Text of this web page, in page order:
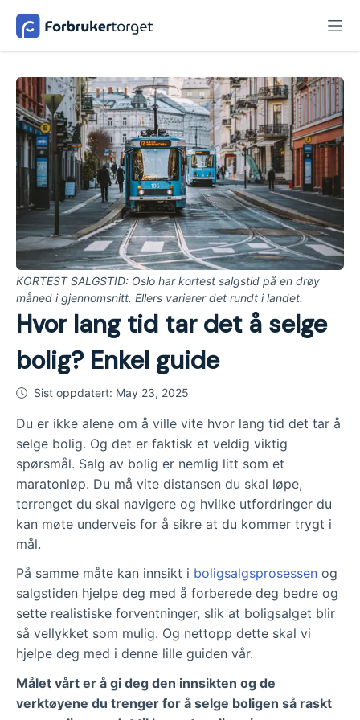
KORTEST SALGSTID: Oslo har kortest salgstid på en drøy
måned i gjennomsnitt. Ellers varierer det rundt i landet.
Hvor lang tid tar det å selge
bolig? Enkel guide
Sist oppdatert: May 23, 2025
Du er ikke alene om å ville vite hvor lang tid det tar å
selge bolig. Og det er faktisk et veldig viktig
spørsmål. Salg av bolig er nemlig litt som et
maratonløp. Du må vite distansen du skal løpe,
terrenget du skal navigere og hvilke utfordringer du
kan møte underveis for å sikre at du kommer trygt i
mål.
På samme måte kan innsikt i boligsalgsprosessen og
salgstiden hjelpe deg med å forberede deg bedre og
sette realistiske forventninger, slik at boligsalget blir
så vellykket som mulig. Og nettopp dette skal vi
hjelpe deg med i denne lille guiden vår.
Målet vårt er å gi deg den innsikten og de
verktøyene du trenger for å selge boligen så raskt